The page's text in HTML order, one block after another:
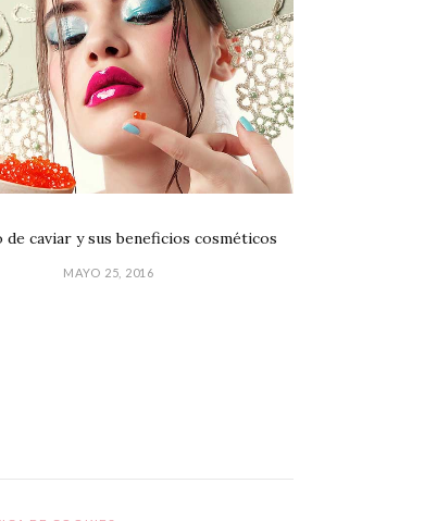
caviar y sus beneficios cosméticos
MAYO 25, 2016